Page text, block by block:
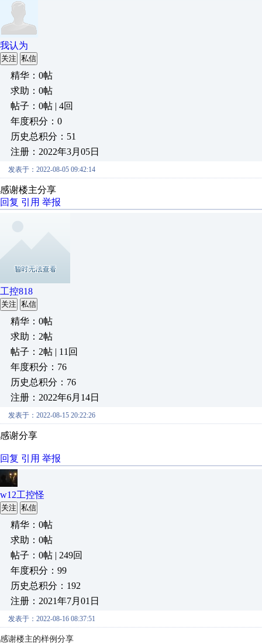
我认为
关注 私信
精华：0帖
求助：0帖
帖子：0帖 | 4回
年度积分：0
历史总积分：51
注册：2022年3月05日
发表于：2022-08-05 09:42:14
感谢楼主分享
回复 引用 举报
工控818
关注 私信
精华：0帖
求助：2帖
帖子：2帖 | 11回
年度积分：76
历史总积分：76
注册：2022年6月14日
发表于：2022-08-15 20:22:26
感谢分享
回复 引用 举报
w12工控怪
关注 私信
精华：0帖
求助：0帖
帖子：0帖 | 249回
年度积分：99
历史总积分：192
注册：2021年7月01日
发表于：2022-08-16 08:37:51
感谢楼主的样例分享